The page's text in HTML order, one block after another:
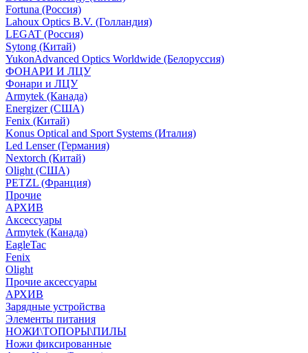
Fortuna (Россия)
Lahoux Optics B.V. (Голландия)
LEGAT (Россия)
Sytong (Китай)
YukonAdvanced Optics Worldwide (Белоруссия)
ФОНАРИ И ЛЦУ
Фонари и ЛЦУ
Armytek (Канада)
Energizer (США)
Fenix (Китай)
Konus Optical and Sport Systems (Италия)
Led Lenser (Германия)
Nextorch (Китай)
Olight (США)
PETZL (Франция)
Прочие
АРХИВ
Аксессуары
Armytek (Канада)
EagleTac
Fenix
Olight
Прочие аксессуары
АРХИВ
Зарядные устройства
Элементы питания
НОЖИ\ТОПОРЫ\ПИЛЫ
Ножи фиксированные